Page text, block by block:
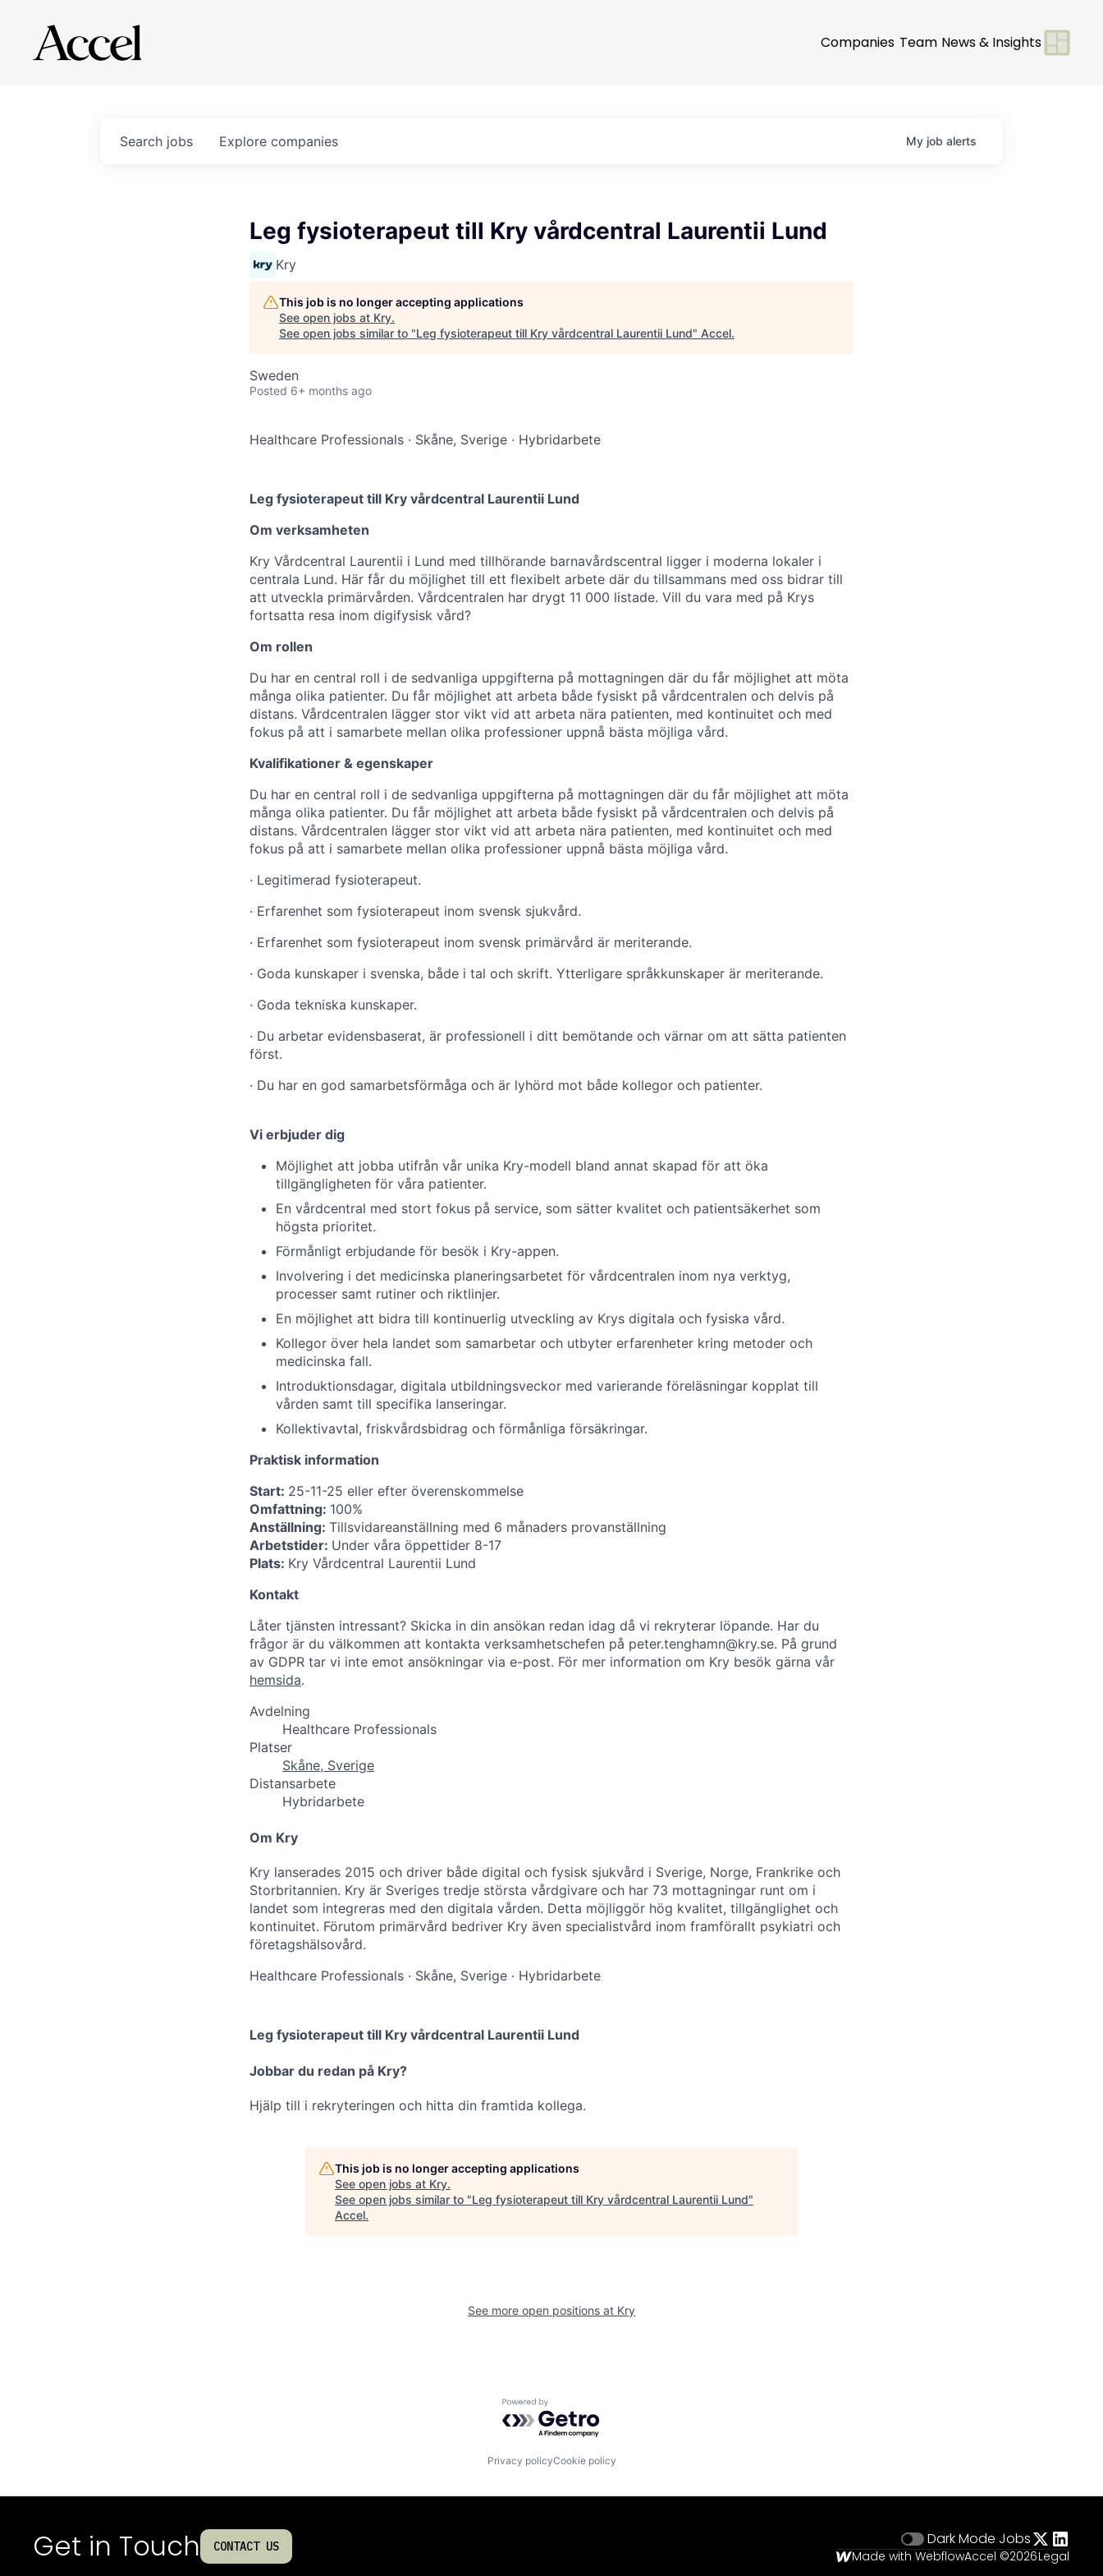
Companies Team News & Insights
Search jobs Explore companies My job alerts
Leg fysioterapeut till Kry vårdcentral Laurentii Lund
Kry
This job is no longer accepting applications
See open jobs at Kry.
See open jobs similar to "Leg fysioterapeut till Kry vårdcentral Laurentii Lund" Accel.
Sweden
Posted 6+ months ago
Healthcare Professionals · Skåne, Sverige · Hybridarbete
Leg fysioterapeut till Kry vårdcentral Laurentii Lund
Om verksamheten
Kry Vårdcentral Laurentii i Lund med tillhörande barnavårdscentral ligger i moderna lokaler i
centrala Lund. Här får du möjlighet till ett flexibelt arbete där du tillsammans med oss bidrar till
att utveckla primärvården. Vårdcentralen har drygt 11 000 listade. Vill du vara med på Krys
fortsatta resa inom digifysisk vård?
Om rollen
Du har en central roll i de sedvanliga uppgifterna på mottagningen där du får möjlighet att möta
många olika patienter. Du får möjlighet att arbeta både fysiskt på vårdcentralen och delvis på
distans. Vårdcentralen lägger stor vikt vid att arbeta nära patienten, med kontinuitet och med
fokus på att i samarbete mellan olika professioner uppnå bästa möjliga vård.
Kvalifikationer & egenskaper
Du har en central roll i de sedvanliga uppgifterna på mottagningen där du får möjlighet att möta
många olika patienter. Du får möjlighet att arbeta både fysiskt på vårdcentralen och delvis på
distans. Vårdcentralen lägger stor vikt vid att arbeta nära patienten, med kontinuitet och med
fokus på att i samarbete mellan olika professioner uppnå bästa möjliga vård.
· Legitimerad fysioterapeut.
· Erfarenhet som fysioterapeut inom svensk sjukvård.
· Erfarenhet som fysioterapeut inom svensk primärvård är meriterande.
· Goda kunskaper i svenska, både i tal och skrift. Ytterligare språkkunskaper är meriterande.
· Goda tekniska kunskaper.
· Du arbetar evidensbaserat, är professionell i ditt bemötande och värnar om att sätta patienten
först.
· Du har en god samarbetsförmåga och är lyhörd mot både kollegor och patienter.
Vi erbjuder dig
Möjlighet att jobba utifrån vår unika Kry-modell bland annat skapad för att öka
tillgängligheten för våra patienter.
En vårdcentral med stort fokus på service, som sätter kvalitet och patientsäkerhet som
högsta prioritet.
Förmånligt erbjudande för besök i Kry-appen.
Involvering i det medicinska planeringsarbetet för vårdcentralen inom nya verktyg,
processer samt rutiner och riktlinjer.
En möjlighet att bidra till kontinuerlig utveckling av Krys digitala och fysiska vård.
Kollegor över hela landet som samarbetar och utbyter erfarenheter kring metoder och
medicinska fall.
Introduktionsdagar, digitala utbildningsveckor med varierande föreläsningar kopplat till
vården samt till specifika lanseringar.
Kollektivavtal, friskvårdsbidrag och förmånliga försäkringar.
Praktisk information
Start: 25-11-25 eller efter överenskommelse
Omfattning: 100%
Anställning: Tillsvidareanställning med 6 månaders provanställning
Arbetstider: Under våra öppettider 8-17
Plats: Kry Vårdcentral Laurentii Lund
Kontakt
Låter tjänsten intressant? Skicka in din ansökan redan idag då vi rekryterar löpande. Har du
frågor är du välkommen att kontakta verksamhetschefen på peter.tenghamn@kry.se. På grund
av GDPR tar vi inte emot ansökningar via e-post. För mer information om Kry besök gärna vår
hemsida.
Avdelning
Healthcare Professionals
Platser
Skåne, Sverige
Distansarbete
Hybridarbete
Om Kry
Kry lanserades 2015 och driver både digital och fysisk sjukvård i Sverige, Norge, Frankrike och
Storbritannien. Kry är Sveriges tredje största vårdgivare och har 73 mottagningar runt om i
landet som integreras med den digitala vården. Detta möjliggör hög kvalitet, tillgänglighet och
kontinuitet. Förutom primärvård bedriver Kry även specialistvård inom framförallt psykiatri och
företagshälsovård.
Healthcare Professionals · Skåne, Sverige · Hybridarbete
Leg fysioterapeut till Kry vårdcentral Laurentii Lund
Jobbar du redan på Kry?
Hjälp till i rekryteringen och hitta din framtida kollega.
This job is no longer accepting applications
See open jobs at Kry.
See open jobs similar to "Leg fysioterapeut till Kry vårdcentral Laurentii Lund"
Accel.
See more open positions at Kry
Powered by Getro.com
Privacy policyCookie policy
Get in Touch CONTACT US Dark Mode Jobs
Made with WebflowAccel ©2026Legal